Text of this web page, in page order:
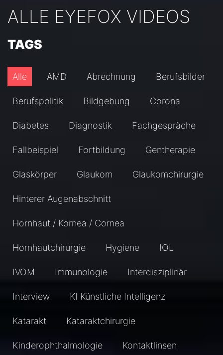
ALLE EYEFOX VIDEOS
TAGS
Alle AMD Abrechnung Berufsbilder
Berufspolitik Bildgebung Corona
Diabetes Diagnostik Fachgespräche
Fallbeispiel Fortbildung Gentherapie
Glaskörper Glaukom Glaukomchirurgie
Hinterer Augenabschnitt
Hornhaut / Kornea / Cornea
Hornhautchirurgie Hygiene IOL
IVOM Immunologie Interdisziplinär
Interview KI Künstliche Intelligenz
Katarakt Kataraktchirurgie
Kinderophthalmologie Kontaktlinsen